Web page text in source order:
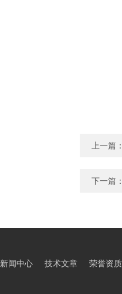
上一篇
下一篇
新闻中心 技术文章 荣誉资质